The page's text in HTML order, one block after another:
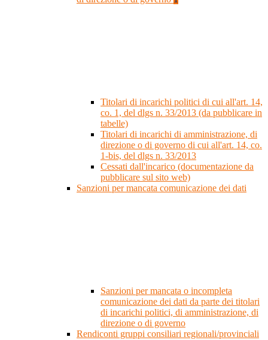
Titolari di incarichi politici di cui all'art. 14,
co. 1, del dlgs n. 33/2013 (da pubblicare in
tabelle)
Titolari di incarichi di amministrazione, di
direzione o di governo di cui all'art. 14, co.
1-bis, del dlgs n. 33/2013
Cessati dall'incarico (documentazione da
pubblicare sul sito web)
Sanzioni per mancata comunicazione dei dati
Sanzioni per mancata o incompleta
comunicazione dei dati da parte dei titolari
di incarichi politici, di amministrazione, di
direzione o di governo
Rendiconti gruppi consiliari regionali/provinciali